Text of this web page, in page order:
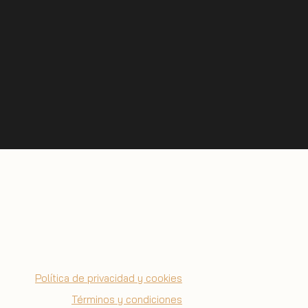
Política de privacidad y cookies
Términos y condiciones